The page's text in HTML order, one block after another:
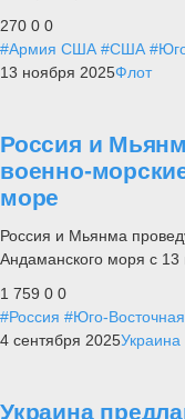
270 0 0
#Армия США #США
13 ноября 2025Флот
Россия и
военно-
море
Россия и Мьянма
Андаманского моря с 13
1 759 0 0
#Россия #Юго-
4 сентября 2025Украина
Украина